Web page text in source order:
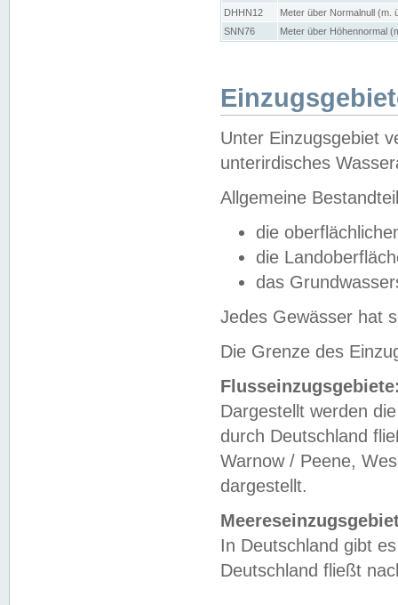
DHHN12
Meter über Normalnull (m.
SNN76
Meter über Höhennormal
Unter Einzugsgebiet
unterirdisches
Allgemeine
die
die
das
Jedes Gewässer hat
Die Grenze des
Dargestellt werden
durch Deutschland
Warnow / Peene,
dargestellt.
In Deutschland gibt
Deutschland fließt